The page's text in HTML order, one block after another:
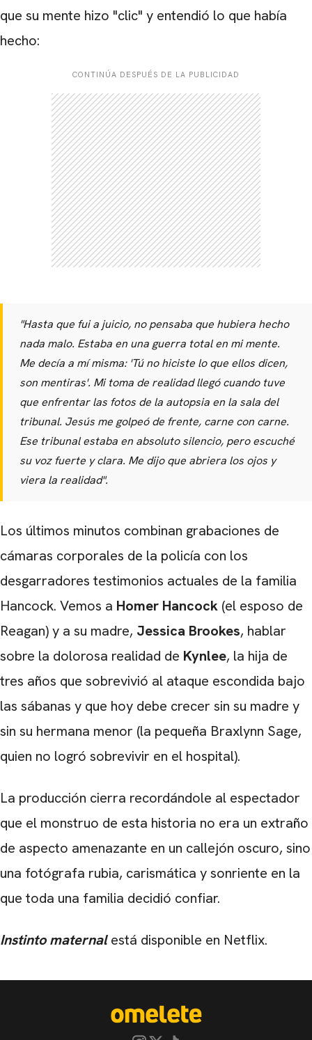
que su mente hizo "clic" y entendió lo que había
hecho:
CONTINÚA DESPUÉS DE LA PUBLICIDAD
"Hasta que fui a juicio, no pensaba que hubiera hecho
nada malo. Estaba en una guerra total en mi mente.
Me decía a mí misma: 'Tú no hiciste lo que ellos dicen,
son mentiras'. Mi toma de realidad llegó cuando tuve
que enfrentar las fotos de la autopsia en la sala del
tribunal. Jesús me golpeó de frente, carne con carne.
Ese tribunal estaba en absoluto silencio, pero escuché
su voz fuerte y clara. Me dijo que abriera los ojos y
viera la realidad".
Los últimos minutos combinan grabaciones de
cámaras corporales de la policía con los
desgarradores testimonios actuales de la familia
Hancock. Vemos a Homer Hancock (el esposo de
Reagan) y a su madre, Jessica Brookes, hablar
sobre la dolorosa realidad de Kynlee, la hija de
tres años que sobrevivió al ataque escondida bajo
las sábanas y que hoy debe crecer sin su madre y
sin su hermana menor (la pequeña Braxlynn Sage,
quien no logró sobrevivir en el hospital).
La producción cierra recordándole al espectador
que el monstruo de esta historia no era un extraño
de aspecto amenazante en un callejón oscuro, sino
una fotógrafa rubia, carismática y sonriente en la
que toda una familia decidió confiar.
Instinto maternalestá disponible en Netflix.